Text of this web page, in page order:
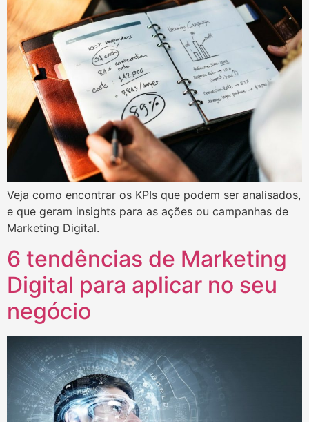
Veja como encontrar os KPIs que podem ser analisados,
e que geram insights para as ações ou campanhas de
Marketing Digital.
6 tendências de Marketing
Digital para aplicar no seu
negócio